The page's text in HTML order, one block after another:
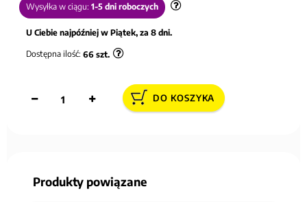
Wysyłka w ciągu: 1-5 dni roboczych
U Ciebie najpóźniej w Piątek, za 8 dni.
Dostępna ilość: 66 szt.
DO KOSZYKA
Produkty powiązane